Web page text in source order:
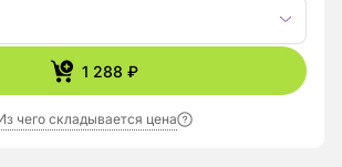
1 288 ₽
чего складывается цена